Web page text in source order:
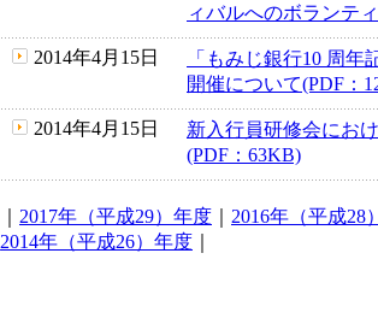
ィバルへのボランテ
2014年4月15日
「もみじ銀行10 周年
開催について(PDF：
2014年4月15日
新入行員研修会にお
(PDF：63KB)
2017年（平成29）年度
2016年（平成28
2014年（平成26）年度